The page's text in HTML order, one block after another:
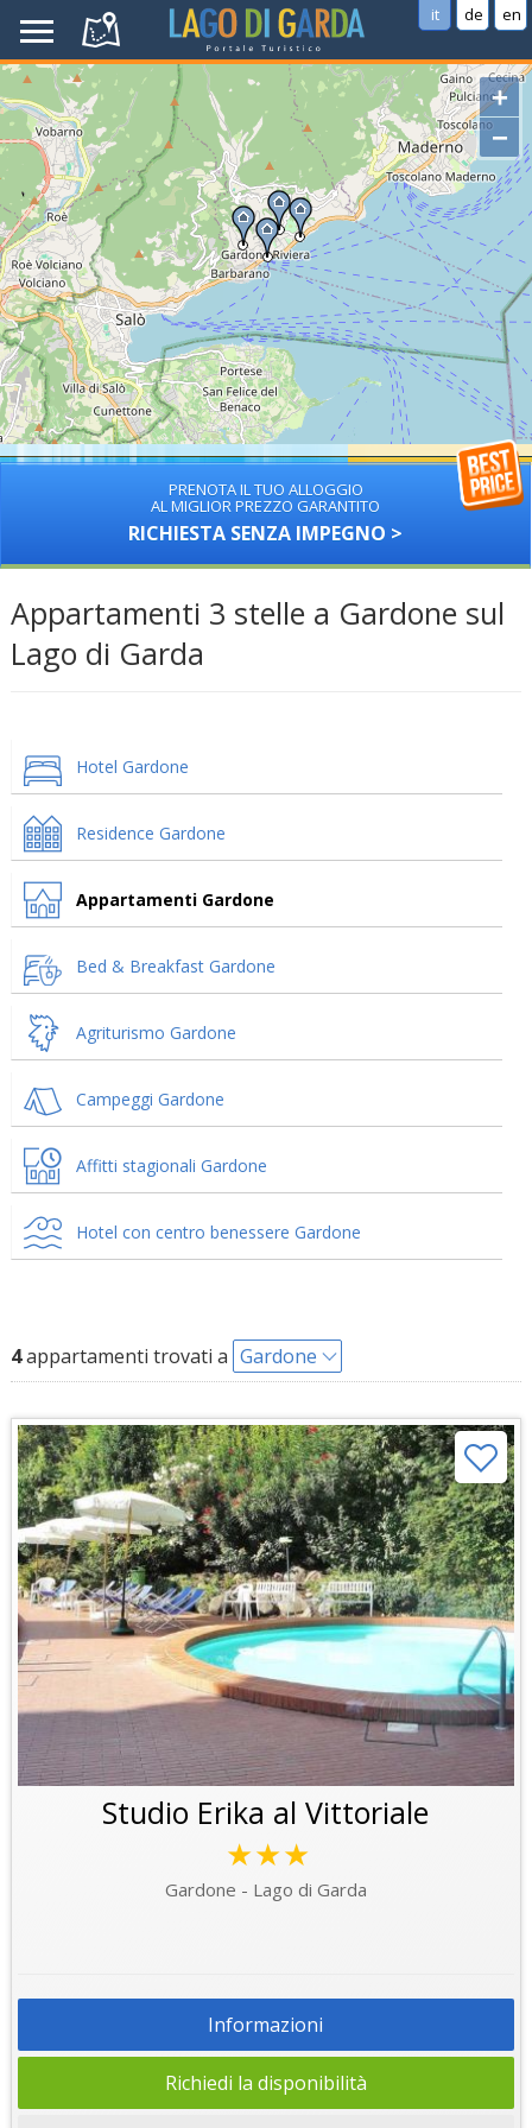
it de en
+
−
PRENOTA IL TUO ALLOGGIO
AL MIGLIOR PREZZO GARANTITO
RICHIESTA SENZA IMPEGNO >
Appartamenti 3 stelle a Gardone sul
Lago di Garda
Hotel Gardone
Residence Gardone
Appartamenti Gardone
Bed & Breakfast Gardone
Agriturismo Gardone
Campeggi Gardone
Affitti stagionali Gardone
Hotel con centro benessere Gardone
4appartamenti trovati a Gardone
Studio Erika al Vittoriale
★★★
Gardone - Lago di Garda
Informazioni
Richiedi la disponibilità